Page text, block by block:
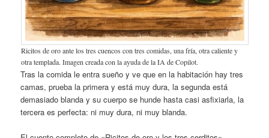
Ricitos de oro ante los tres cuencos con tres comidas, una fría, otra caliente y
otra templada. Imagen creada con la ayuda de la IA de Copilot.
Tras la comida le entra sueño y ve que en la habitación hay tres
camas, prueba la primera y está muy dura, la segunda está
demasiado blanda y su cuerpo se hunde hasta casi asfixiarla, la
tercera es perfecta: ni muy dura, ni muy blanda.